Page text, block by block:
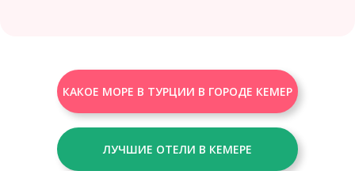
ЛУЧШИЕ ОТЕЛИ В КЕМЕРЕ
КАКОЕ МОРЕ В ТУРЦИИ В ГОРОДЕ КЕМЕР